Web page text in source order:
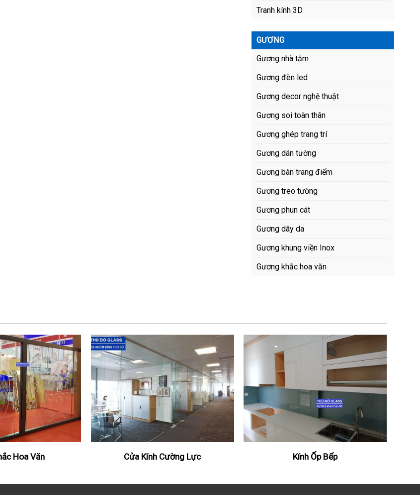
Tranh kính 3D
GƯƠNG
Gương nhà tắm
Gương đèn led
Gương decor nghệ thuật
Gương soi toàn thân
Gương ghép trang trí
Gương dán tường
Gương bàn trang điểm
Gương treo tường
Gương phun cát
Gương dây da
Gương khung viền Inox
Gương khắc hoa văn
Hoa Văn Cửa Kính Cường Lực Kính Ốp Bếp